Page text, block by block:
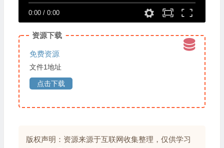
0:00/ 0:00
资源下载
免费资源
文件1地址
点击下载
版权声明：资源来源于互联网收集整理，仅供学习